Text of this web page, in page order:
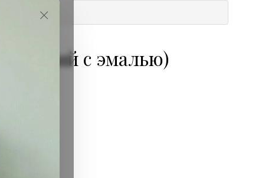
×
(синий с эмалью)